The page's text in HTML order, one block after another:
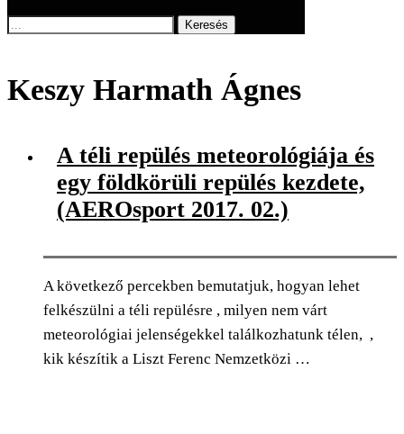
Keresés
Keszy Harmath Ágnes
A téli repülés meteorológiája és
egy földkörüli repülés kezdete,
(AEROsport 2017. 02.)
A következő percekben bemutatjuk, hogyan lehet
felkészülni a téli repülésre , milyen nem várt
meteorológiai jelenségekkel találkozhatunk télen, ,
kik készítik a Liszt Ferenc Nemzetközi …